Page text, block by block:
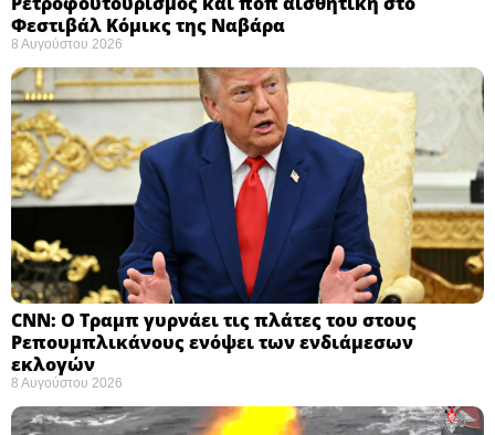
Φεστιβάλ Κόμικς της Ναβάρα ​
8 Αυγούστου 2026
CNN: Ο Τραμπ γυρνάει τις πλάτες του στους
Ρεπουμπλικάνους ενόψει των ενδιάμεσων
εκλογών ​
8 Αυγούστου 2026